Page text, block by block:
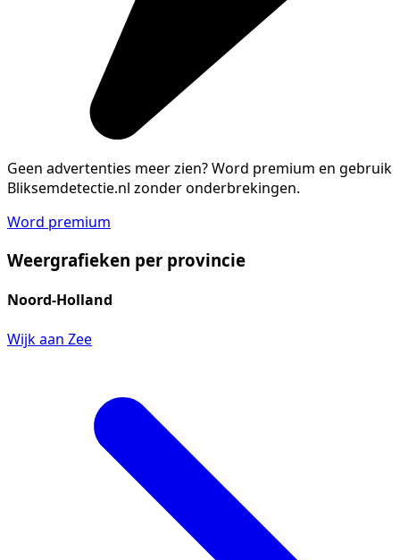
Geen advertenties meer zien?Word premium en gebruik
Bliksemdetectie.nl zonder onderbrekingen.
Word premium
Weergrafieken per provincie
Noord-Holland
Wijk aan Zee